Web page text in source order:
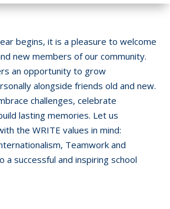
begins, it is a pleasure to welcome
new members of our community.
an opportunity to grow
alongside friends old and new.
challenges, celebrate
lasting memories. Let us
the WRITE values in mind:
Teamwork and
a successful and inspiring school